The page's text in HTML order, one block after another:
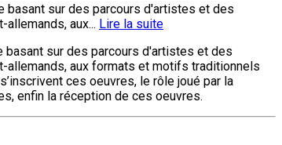
basant sur des parcours d'artistes et des
aux... Lire la suite
sur des parcours d'artistes et des
allemands, aux formats et motifs traditionnels
ces oeuvres, le rôle joué par la
enfin la réception de ces oeuvres.